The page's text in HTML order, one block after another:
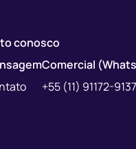
conosco
Comercial
+55 (11) 91172-9137